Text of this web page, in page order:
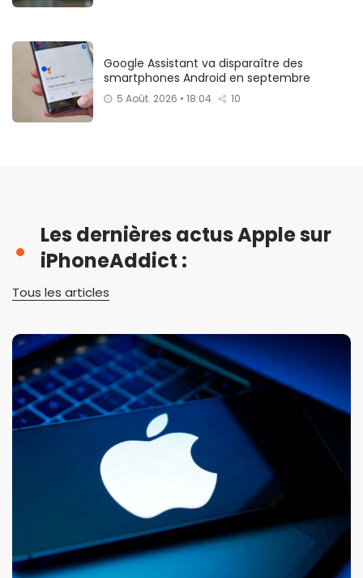
Google Assistant va disparaître des
smartphones Android en septembre
5 Août. 2026 • 18:04 10
Les dernières actus Apple sur
iPhoneAddict :
Tous les articles